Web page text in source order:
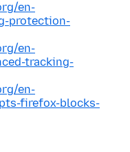
en-
protection-
en-
tracking-
en-
firefox-blocks-